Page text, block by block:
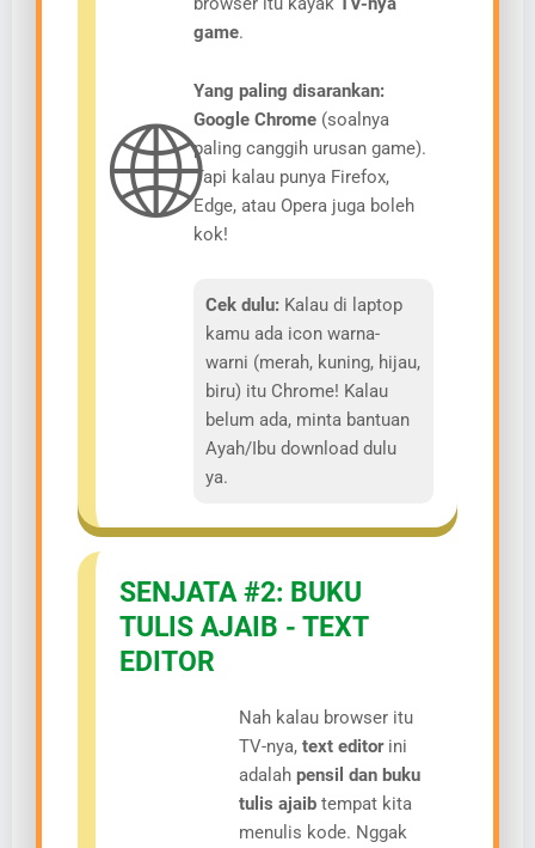
🌐
game.
Yang paling disarankan:
Google Chrome (soalnya
paling canggih urusan game).
Tapi kalau punya Firefox,
Edge, atau Opera juga boleh
kok!
Cek dulu: Kalau di laptop
kamu ada icon warna-
warni (merah, kuning, hijau,
biru) itu Chrome! Kalau
belum ada, minta bantuan
Ayah/Ibu download dulu
ya.
SENJATA #2: BUKU
TULIS AJAIB - TEXT
EDITOR
Nah kalau browser itu
TV-nya, text editorini
adalah pensil dan buku
tulis ajaib tempat kita
menulis kode. Nggak